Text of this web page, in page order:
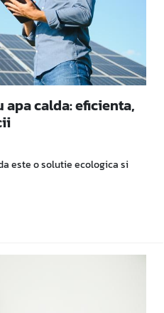
calda: eficienta,
este o solutie ecologica si